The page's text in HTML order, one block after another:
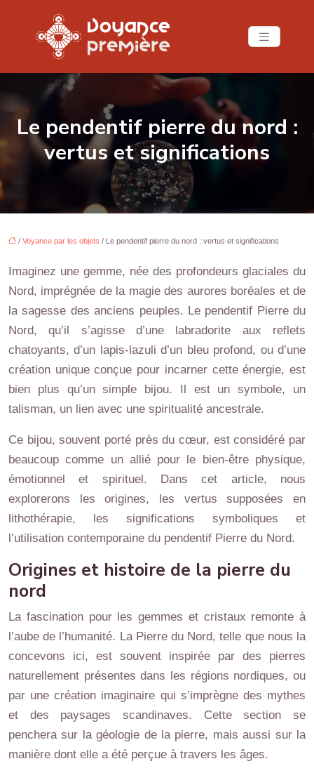
Le pendentif pierre du nord :
vertus et significations
/ Voyance par les objets / Le pendentif pierre du nord : vertus et significations
Imaginez une gemme, née des profondeurs glaciales du
Nord, imprégnée de la magie des aurores boréales et de
la sagesse des anciens peuples. Le pendentif Pierre du
Nord, qu’il s’agisse d’une labradorite aux reflets
chatoyants, d’un lapis-lazuli d’un bleu profond, ou d’une
création unique conçue pour incarner cette énergie, est
bien plus qu’un simple bijou. Il est un symbole, un
talisman, un lien avec une spiritualité ancestrale.
Ce bijou, souvent porté près du cœur, est considéré par
beaucoup comme un allié pour le bien-être physique,
émotionnel et spirituel. Dans cet article, nous
explorerons les origines, les vertus supposées en
lithothérapie, les significations symboliques et
l’utilisation contemporaine du pendentif Pierre du Nord.
Origines et histoire de la pierre du
nord
La fascination pour les gemmes et cristaux remonte à
l’aube de l’humanité. La Pierre du Nord, telle que nous la
concevons ici, est souvent inspirée par des pierres
naturellement présentes dans les régions nordiques, ou
par une création imaginaire qui s’imprègne des mythes
et des paysages scandinaves. Cette section se
penchera sur la géologie de la pierre, mais aussi sur la
manière dont elle a été perçue à travers les âges.